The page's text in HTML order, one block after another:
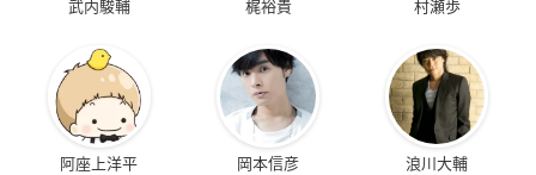
武内駿輔 梶裕貴 村瀬歩
阿座上洋平 岡本信彦 浪川大輔